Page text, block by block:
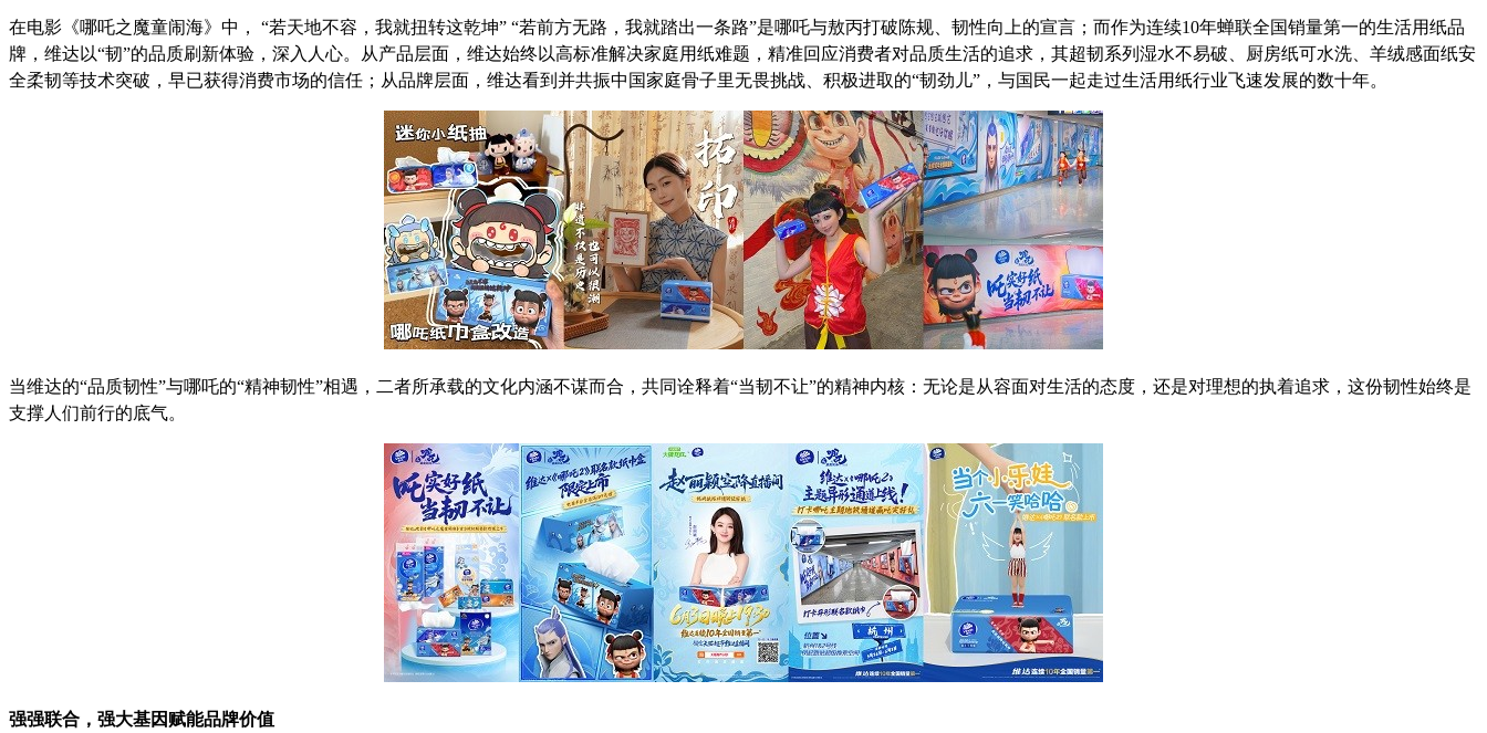
在电影《哪吒之魔童闹海》中， “若天地不容，我就扭转这乾坤” “若前方无路，我就踏出一条路”是哪吒与敖丙打破陈规、韧性向上的宣言；而作为连续10年蝉联全国销量第一的生活用纸品
牌，维达以“韧”的品质刷新体验，深入人心。从产品层面，维达始终以高标准解决家庭用纸难题，精准回应消费者对品质生活的追求，其超韧系列湿水不易破、厨房纸可水洗、羊绒感面纸安
全柔韧等技术突破，早已获得消费市场的信任；从品牌层面，维达看到并共振中国家庭骨子里无畏挑战、积极进取的“韧劲儿”，与国民一起走过生活用纸行业飞速发展的数十年。
当维达的“品质韧性”与哪吒的“精神韧性”相遇，二者所承载的文化内涵不谋而合，共同诠释着“当韧不让”的精神内核：无论是从容面对生活的态度，还是对理想的执着追求，这份韧性始终是
支撑人们前行的底气。
强强联合，强大基因赋能品牌价值